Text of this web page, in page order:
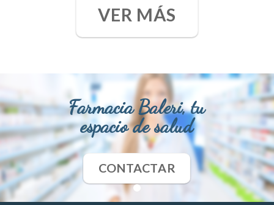
VER MÁS
Farmacia Baleri, tu
espacio de salud
CONTACTAR